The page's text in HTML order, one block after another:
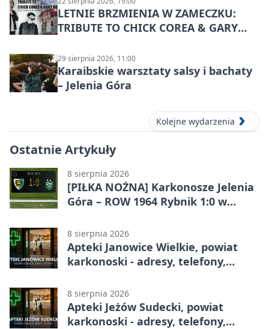
LETNIE BRZMIENIA W ZAMECZKU:
TRIBUTE TO CHICK COREA & GARY
29 sierpnia 2026, 11:00
Karaibskie warsztaty salsy i bachaty
– Jelenia Góra
Kolejne wydarzenia
Ostatnie Artykuły
8 sierpnia 2026
[PIŁKA NOŻNA] Karkonosze Jelenia
Góra – ROW 1964 Rybnik 1:0 w
8 sierpnia 2026
Apteki Janowice Wielkie, powiat
karkonoski - adresy, telefony,
8 sierpnia 2026
Apteki Jeżów Sudecki, powiat
karkonoski - adresy, telefony,